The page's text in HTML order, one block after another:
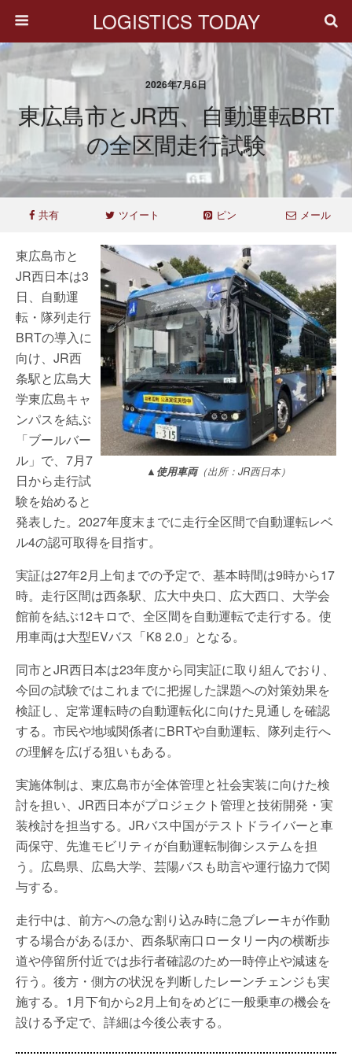
LOGISTICS TODAY
2026年7月6日
東広島市とJR西、自動運転BRT
の全区間走行試験
共有 ツイート ピン メール
▲使用車両（出所：JR西日本）
東広島市と
JR西日本は3
日、自動運
転・隊列走行
BRTの導入に
向け、JR西
条駅と広島大
学東広島キャ
ンパスを結ぶ
「ブールバー
ル」で、7月7
日から走行試
験を始めると
発表した。2027年度末までに走行全区間で自動運転レベ
ル4の認可取得を目指す。
実証は27年2月上旬までの予定で、基本時間は9時から17
時。走行区間は西条駅、広大中央口、広大西口、大学会
館前を結ぶ12キロで、全区間を自動運転で走行する。使
用車両は大型EVバス「K8 2.0」となる。
同市とJR西日本は23年度から同実証に取り組んでおり、
今回の試験ではこれまでに把握した課題への対策効果を
検証し、定常運転時の自動運転化に向けた見通しを確認
する。市民や地域関係者にBRTや自動運転、隊列走行へ
の理解を広げる狙いもある。
実施体制は、東広島市が全体管理と社会実装に向けた検
討を担い、JR西日本がプロジェクト管理と技術開発・実
装検討を担当する。JRバス中国がテストドライバーと車
両保守、先進モビリティが自動運転制御システムを担
う。広島県、広島大学、芸陽バスも助言や運行協力で関
与する。
走行中は、前方への急な割り込み時に急ブレーキが作動
する場合があるほか、西条駅南口ロータリー内の横断歩
道や停留所付近では歩行者確認のため一時停止や減速を
行う。後方・側方の状況を判断したレーンチェンジも実
施する。1月下旬から2月上旬をめどに一般乗車の機会を
設ける予定で、詳細は今後公表する。